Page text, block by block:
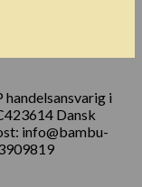
i
Dansk
info@bambu-